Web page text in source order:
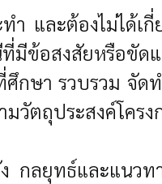
และต้องไม่ได้เ
มีข้อสงสัยหรือขัด
กษา รวบรวม จั
วัตถุประสงค์โค
กลยุทธ์และแนวท